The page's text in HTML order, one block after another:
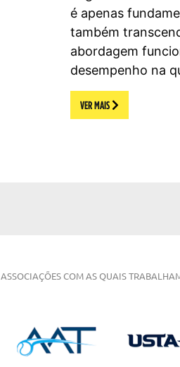
é apenas
também
abordagem
desempenho na
VER MAIS
ASSOCIAÇÕES COM AS QUAIS